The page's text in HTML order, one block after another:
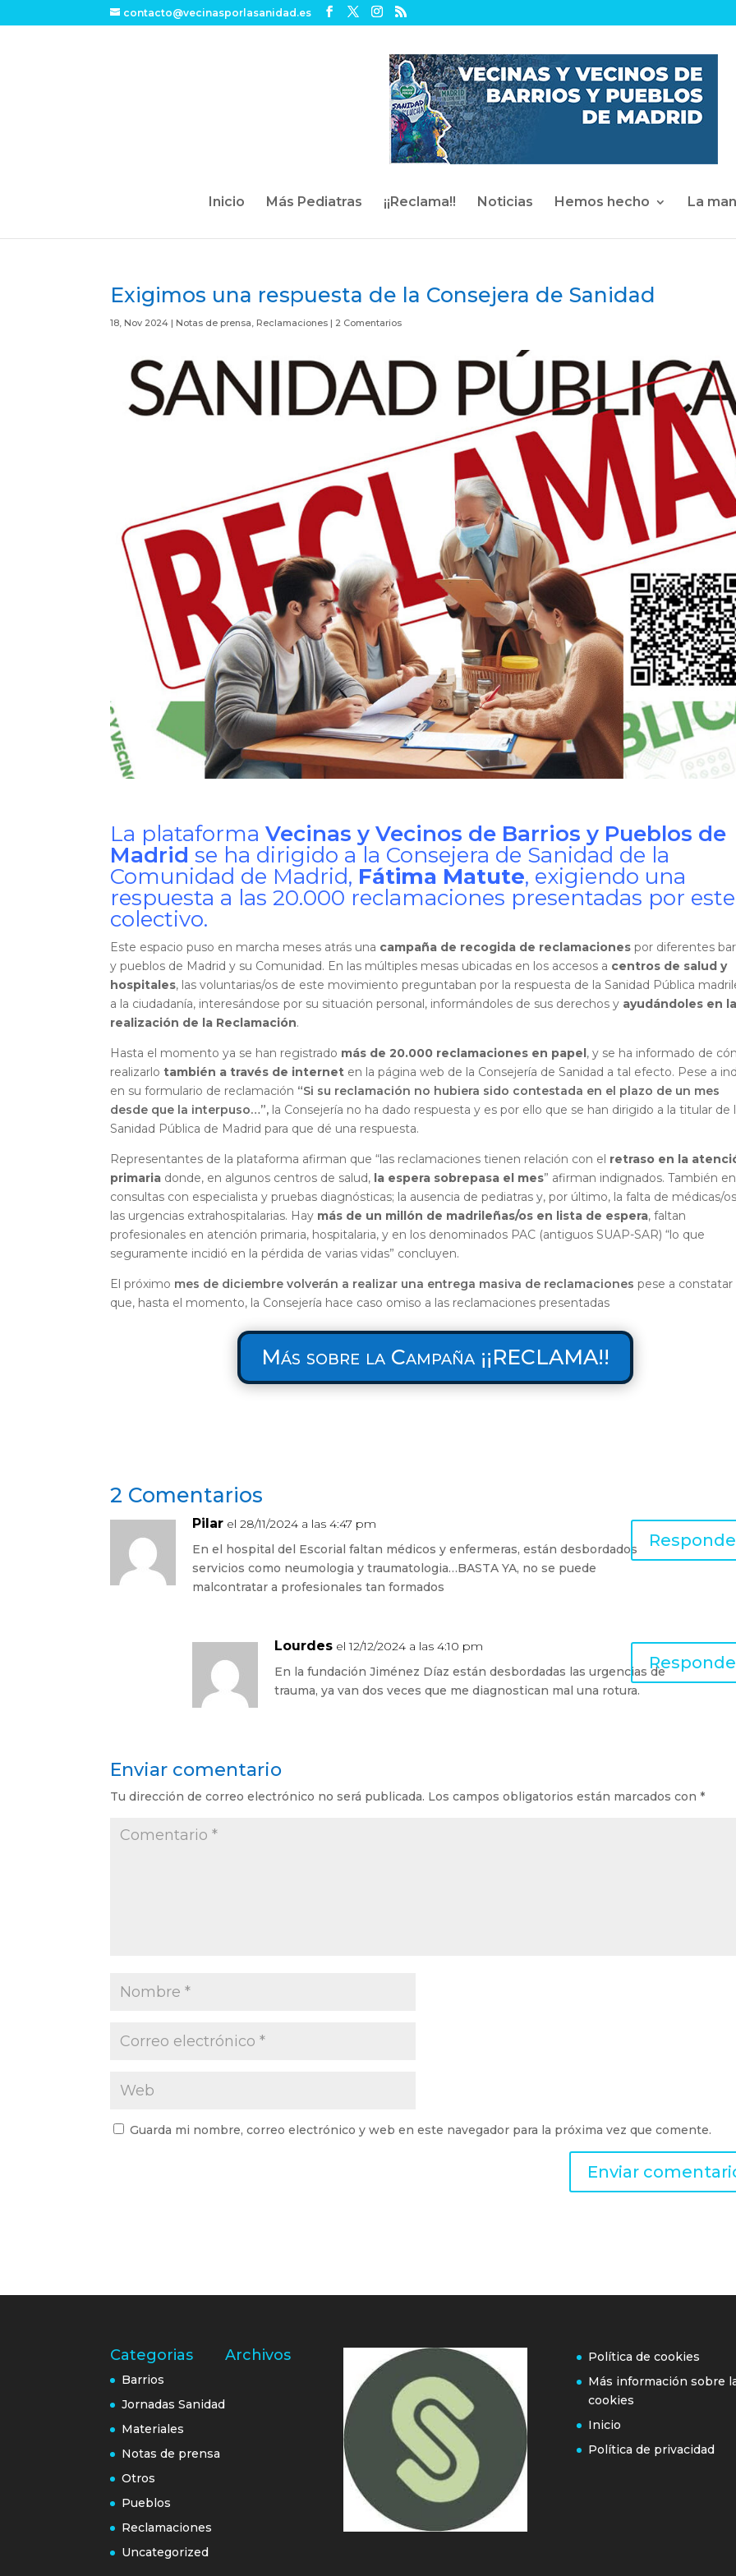
contacto@vecinasporlasanidad.es
Inicio Más Pediatras ¡¡Reclama!! Noticias Hemos hecho La
Exigimos una respuesta de la Consejera de Sanidad
18, Nov 2024 | Notas de prensa, Reclamaciones | 2 Comentarios
La plataformaVecinas y Vecinos de Barrios y Pueblos de
Madrid se ha dirigido a la Consejera de Sanidad de la
Comunidad de Madrid, Fátima Matute, exigiendo una
respuesta a las 20.000 reclamaciones presentadas por este
colectivo.
Este espacio puso en marcha meses atrás una campaña de recogida de reclamaciones por diferentes
y pueblos de Madrid y su Comunidad. En las múltiples mesas ubicadas en los accesos a centros de salud y
hospitales, las voluntarias/os de este movimiento preguntaban por la respuesta de la Sanidad Pública
a la ciudadanía, interesándose por su situación personal, informándoles de sus derechos y ayudándoles en
realización de la Reclamación.
Hasta el momento ya se han registrado más de 20.000 reclamaciones en papel, y se ha informado de
realizarlotambién a través de internet en la página web de la Consejería de Sanidad a tal efecto. Pese a
en su formulario de reclamación “Si su reclamación no hubiera sido contestada en el plazo de un mes
desde que la interpuso…”, la Consejería no ha dado respuesta y es por ello que se han dirigido a la titular de
Sanidad Pública de Madrid para que dé una respuesta.
Representantes de la plataforma afirman que “las reclamaciones tienen relación con el retraso en la
primaria donde, en algunos centros de salud, la espera sobrepasa el mes” afirman indignados. También en
consultas con especialista y pruebas diagnósticas; la ausencia de pediatras y, por último, la falta de médicas/
las urgencias extrahospitalarias. Hay más de un millón de madrileñas/os en lista de espera, faltan
profesionales en atención primaria, hospitalaria, y en los denominados PAC (antiguos SUAP-SAR) “lo que
seguramente incidió en la pérdida de varias vidas” concluyen.
El próximo mes de diciembre volverán a realizar una entrega masiva de reclamaciones pese a constatar
que, hasta el momento, la Consejería hace caso omiso a las reclamaciones presentadas
Más sobre la Campaña ¡¡RECLAMA!!
2 Comentarios
Pilar el 28/11/2024 a las 4:47 pm
En el hospital del Escorial faltan médicos y enfermeras, están desbordados
servicios como neumologia y traumatologia…BASTA YA, no se puede
malcontratar a profesionales tan formados
Lourdes el 12/12/2024 a las 4:10 pm
En la fundación Jiménez Díaz están desbordadas las urgencias de
trauma, ya van dos veces que me diagnostican mal una rotura.
Enviar comentario
Tu dirección de correo electrónico no será publicada. Los campos obligatorios están marcados con*
Guarda mi nombre, correo electrónico y web en este navegador para la próxima vez que comente.
Categorias
Barrios
Jornadas Sanidad
Materiales
Notas de prensa
Otros
Pueblos
Reclamaciones
Uncategorized
Archivos
Política de cookies
Más información sobre
cookies
Inicio
Política de privacidad